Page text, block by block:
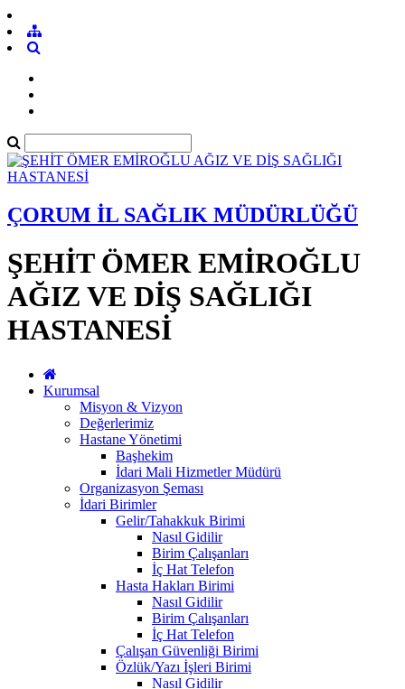
ÇORUM İL SAĞLIK MÜDÜRLÜĞÜ
ŞEHİT ÖMER EMİROĞLU
AĞIZ VE DİŞ SAĞLIĞI
HASTANESİ
Kurumsal
Misyon & Vizyon
Değerlerimiz
Hastane Yönetimi
Başhekim
İdari Mali Hizmetler Müdürü
Organizasyon Şeması
İdari Birimler
Gelir/Tahakkuk Birimi
Nasıl Gidilir
Birim Çalışanları
İç Hat Telefon
Hasta Hakları Birimi
Nasıl Gidilir
Birim Çalışanları
İç Hat Telefon
Çalışan Güvenliği Birimi
Özlük/Yazı İşleri Birimi
Nasıl Gidilir